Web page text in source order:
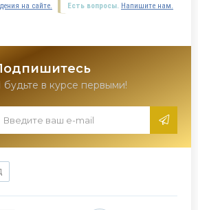
Есть вопросы. Напишите нам.
на сайте.
будьте в курсе первыми!